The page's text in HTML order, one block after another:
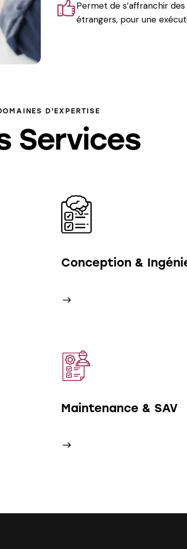
Permet de s’affranchir
étrangers, pour une
D'EXPERTISE
Services
Conception &
Maintenance & SAV